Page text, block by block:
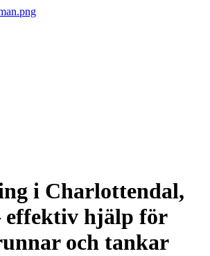
i Charlottendal,
effektiv hjälp för
och tankar